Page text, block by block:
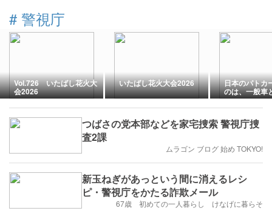
# 警視庁
Vol.726 いたばし花火大
会2026
いたばし花火大会2026 日本のパトカ
のは、一般車
ため！？【初
ーの色は違っ
つばさの党本部などを家宅捜索 警視庁捜
査2課
ムラゴン ブログ 始め TOKYO!
新玉ねぎがあっという間に消えるレシ
ピ・警視庁をかたる詐欺メール
67歳 初めての一人暮らし けなげに暮らそ